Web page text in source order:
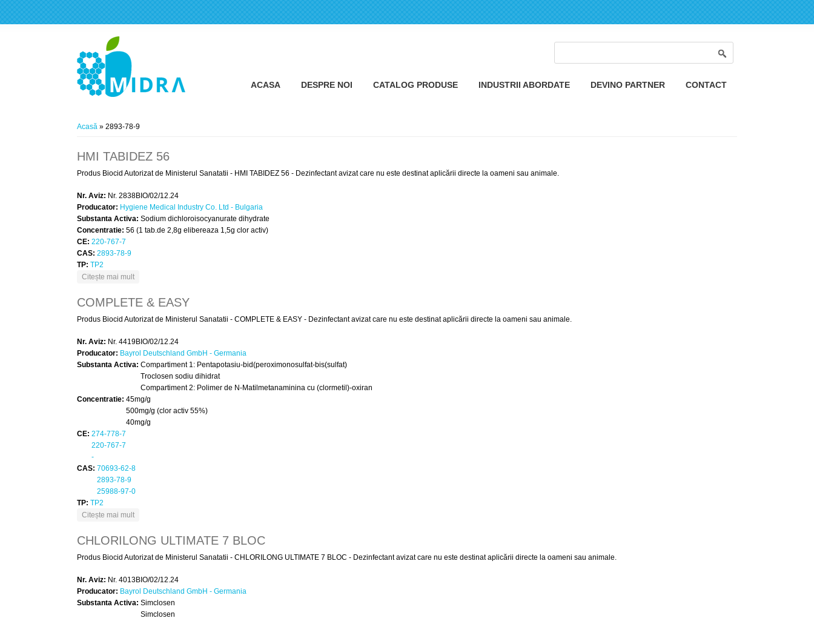
ACASA DESPRE NOI CATALOG PRODUSE INDUSTRII ABORDATE DEVINO PARTNER CONTACT
Eşti aici
Acasă » 2893-78-9
HMI TABIDEZ 56
Produs Biocid Autorizat de Ministerul Sanatatii - HMI TABIDEZ 56 - Dezinfectant avizat care nu este destinat aplicării directe la oameni sau animale.
Nr. Aviz: Nr. 2838BIO/02/12.24
Producator: Hygiene Medical Industry Co. Ltd - Bulgaria
Substanta Activa: Sodium dichloroisocyanurate dihydrate
Concentratie: 56 (1 tab.de 2,8g elibereaza 1,5g clor activ)
CE: 220-767-7
CAS: 2893-78-9
TP: TP2
Citește mai mult
COMPLETE & EASY
Produs Biocid Autorizat de Ministerul Sanatatii - COMPLETE & EASY - Dezinfectant avizat care nu este destinat aplicării directe la oameni sau animale.
Nr. Aviz: Nr. 4419BIO/02/12.24
Producator: Bayrol Deutschland GmbH - Germania
Substanta Activa: Compartiment 1: Pentapotasiu-bid(peroximonosulfat-bis(sulfat)
Troclosen sodiu dihidrat
Compartiment 2: Polimer de N-Matilmetanaminina cu (clormetil)-oxiran
Concentratie: 45mg/g
500mg/g (clor activ 55%)
40mg/g
CE: 274-778-7
220-767-7
-
CAS: 70693-62-8
2893-78-9
25988-97-0
TP: TP2
Citește mai mult
CHLORILONG ULTIMATE 7 BLOC
Produs Biocid Autorizat de Ministerul Sanatatii - CHLORILONG ULTIMATE 7 BLOC - Dezinfectant avizat care nu este destinat aplicării directe la oameni sau animale.
Nr. Aviz: Nr. 4013BIO/02/12.24
Producator: Bayrol Deutschland GmbH - Germania
Substanta Activa: Simclosen
Simclosen